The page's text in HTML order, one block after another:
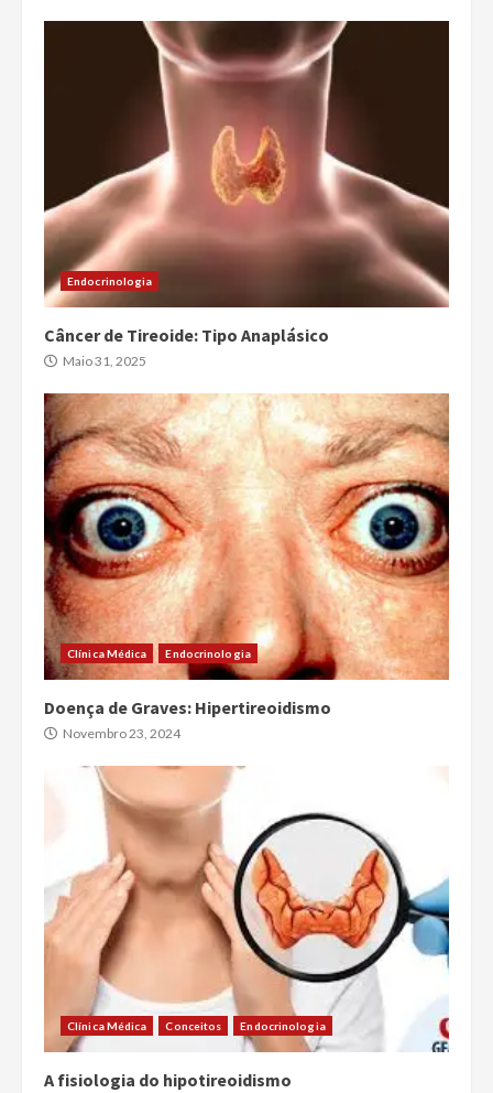
Endocrinologia
Câncer de Tireoide: Tipo Anaplásico
Maio 31, 2025
Clínica Médica Endocrinologia
Doença de Graves: Hipertireoidismo
Novembro 23, 2024
Clínica Médica Conceitos Endocrinologia
A fisiologia do hipotireoidismo